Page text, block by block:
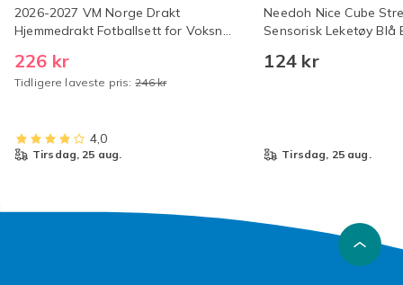
2026-2027 VM Norge Drakt
Hjemmedrakt Fotballsett for Voksne
130cm) Nr.9 Haaland Nr.9 Haaland
22
226 kr
Tidligere laveste pris: 246 kr
4,0
tirsdag, 25 aug.
Needoh Nice Cube
Sensorisk Leketøy Blå
124 kr
tirsdag, 25 aug.